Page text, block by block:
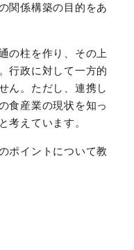
関係構築の目的をあ
の柱を作り、その上
行政に対して一方的
ん。ただし、連携し
食産業の現状を知っ
考えています。
ポイントについて教